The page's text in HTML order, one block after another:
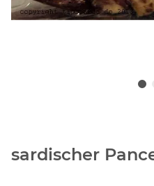
sardischer